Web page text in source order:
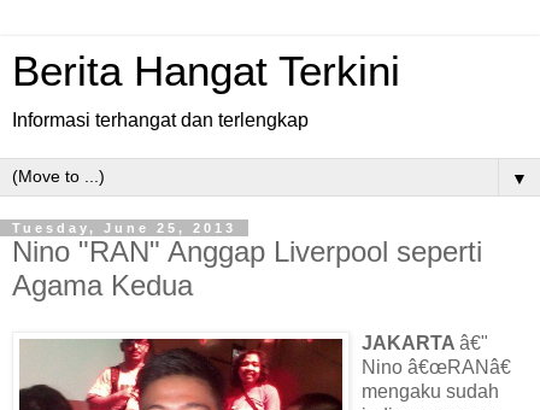
Berita Hangat Terkini
Informasi terhangat dan terlengkap
▼
Tuesday, June 25, 2013
Nino "RAN" Anggap Liverpool seperti
Agama Kedua
JAKARTA â€"
Nino â€œRANâ€
mengaku sudah